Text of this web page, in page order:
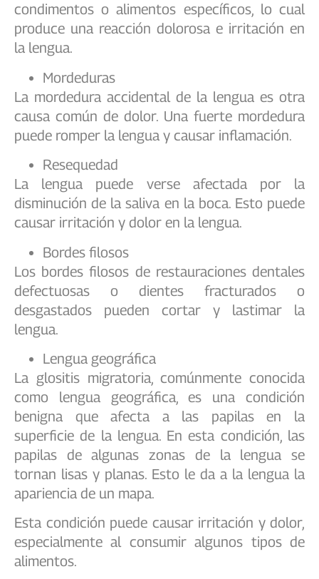
condimentos o alimentos específicos, lo cual
produce una reacción dolorosa e irritación en
la lengua.
Mordeduras
La mordedura accidental de la lengua es otra
causa común de dolor. Una fuerte mordedura
puede romper la lengua y causar inflamación.
Resequedad
La lengua puede verse afectada por la
disminución de la saliva en la boca. Esto puede
causar irritación y dolor en la lengua.
Bordes filosos
Los bordes filosos de restauraciones dentales
defectuosas o dientes fracturados o
desgastados pueden cortar y lastimar la
lengua.
Lengua geográfica
La glositis migratoria, comúnmente conocida
como lengua geográfica, es una condición
benigna que afecta a las papilas en la
superficie de la lengua. En esta condición, las
papilas de algunas zonas de la lengua se
tornan lisas y planas. Esto le da a la lengua la
apariencia de un mapa.
Esta condición puede causar irritación y dolor,
especialmente al consumir algunos tipos de
alimentos.